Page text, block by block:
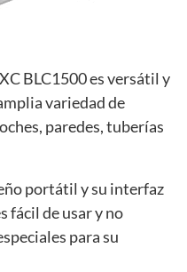
BLC1500 es versátil y
variedad de
paredes, tuberías
portátil y su interfaz
fácil de usar y no
para su